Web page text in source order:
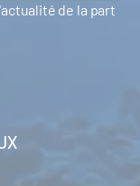
de la part